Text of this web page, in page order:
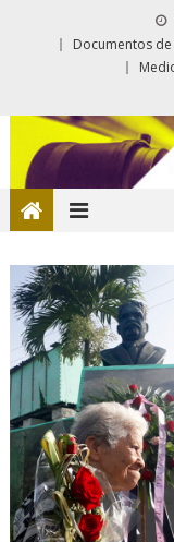
Documentos de